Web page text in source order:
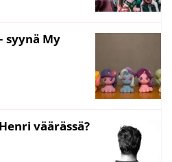
syynä My
väärässä?